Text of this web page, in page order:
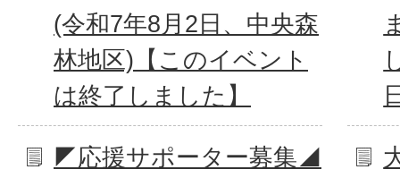
(令和7年8月2日、中央森
林地区)【このイベント
は終了しました】
◤応援サポーター募集◢